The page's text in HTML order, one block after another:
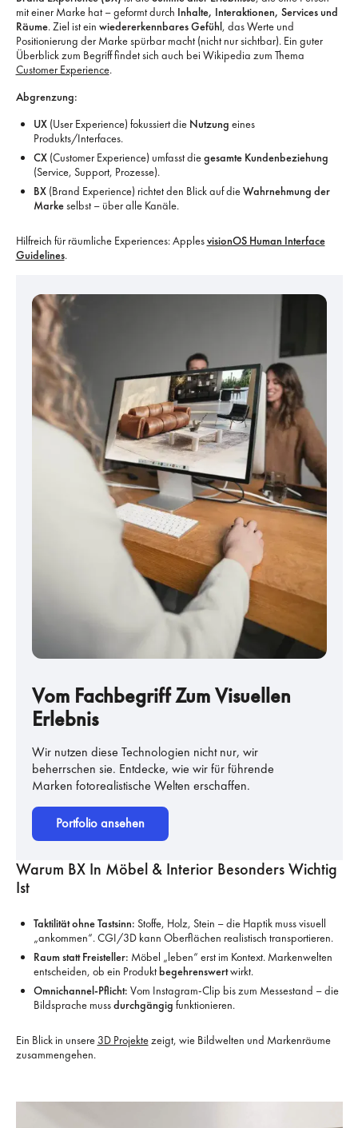
mit einer Marke hat – geformt durch Inhalte, Interaktionen, Services und
Räume. Ziel ist ein wiedererkennbares Gefühl, das Werte und
Positionierung der Marke spürbar macht (nicht nur sichtbar). Ein guter
Überblick zum Begriff findet sich auch bei Wikipedia zum Thema
Customer Experience.
Abgrenzung:
UX(User Experience) fokussiert die Nutzung eines
Produkts/Interfaces.
CX(Customer Experience) umfasst diegesamte Kundenbeziehung
(Service, Support, Prozesse).
BX(Brand Experience) richtet den Blick auf dieWahrnehmung der
Markeselbst – über alle Kanäle.
Hilfreich für räumliche Experiences: ApplesvisionOS Human Interface
Guidelines.
Vom Fachbegriff Zum Visuellen
Erlebnis
Wir nutzen diese Technologien nicht nur, wir
beherrschen sie. Entdecke, wie wir für führende
Marken fotorealistische Welten erschaffen.
Portfolio ansehen
Warum BX In Möbel & Interior Besonders Wichtig
Ist
Taktilität ohne Tastsinn: Stoffe, Holz, Stein – die Haptik muss visuell
„ankommen“. CGI/3D kann Oberflächen realistisch transportieren.
Raum statt Freisteller: Möbel „leben“ erst im Kontext. Markenwelten
entscheiden, ob ein Produktbegehrenswertwirkt.
Omnichannel-Pflicht: Vom Instagram-Clip bis zum Messestand – die
Bildsprache mussdurchgängig funktionieren.
Ein Blick in unsere 3D Projektezeigt, wie Bildwelten und Markenräume
zusammengehen.